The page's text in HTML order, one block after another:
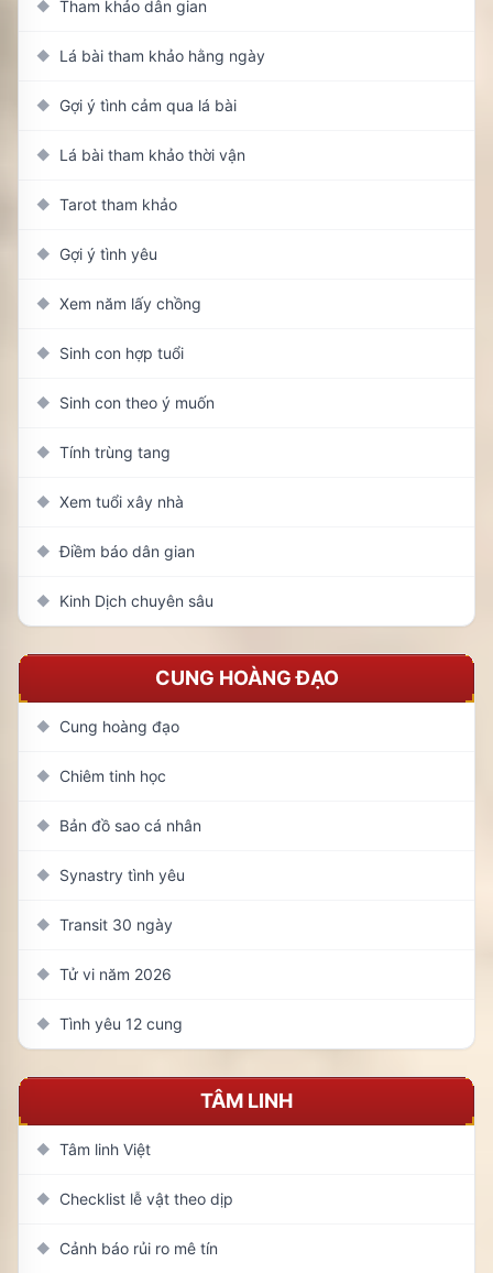
◆ Tham khảo dân gian
◆ Lá bài tham khảo hằng ngày
◆ Gợi ý tình cảm qua lá bài
◆ Lá bài tham khảo thời vận
◆ Tarot tham khảo
◆ Gợi ý tình yêu
◆ Xem năm lấy chồng
◆ Sinh con hợp tuổi
◆ Sinh con theo ý muốn
◆ Tính trùng tang
◆ Xem tuổi xây nhà
◆ Điềm báo dân gian
◆ Kinh Dịch chuyên sâu
CUNG HOÀNG ĐẠO
◆ Cung hoàng đạo
◆ Chiêm tinh học
◆ Bản đồ sao cá nhân
◆ Synastry tình yêu
◆ Transit 30 ngày
◆ Tử vi năm 2026
◆ Tình yêu 12 cung
TÂM LINH
◆ Tâm linh Việt
◆ Checklist lễ vật theo dịp
◆ Cảnh báo rủi ro mê tín